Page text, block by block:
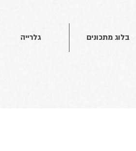
בלוג מתכונים גלרייה